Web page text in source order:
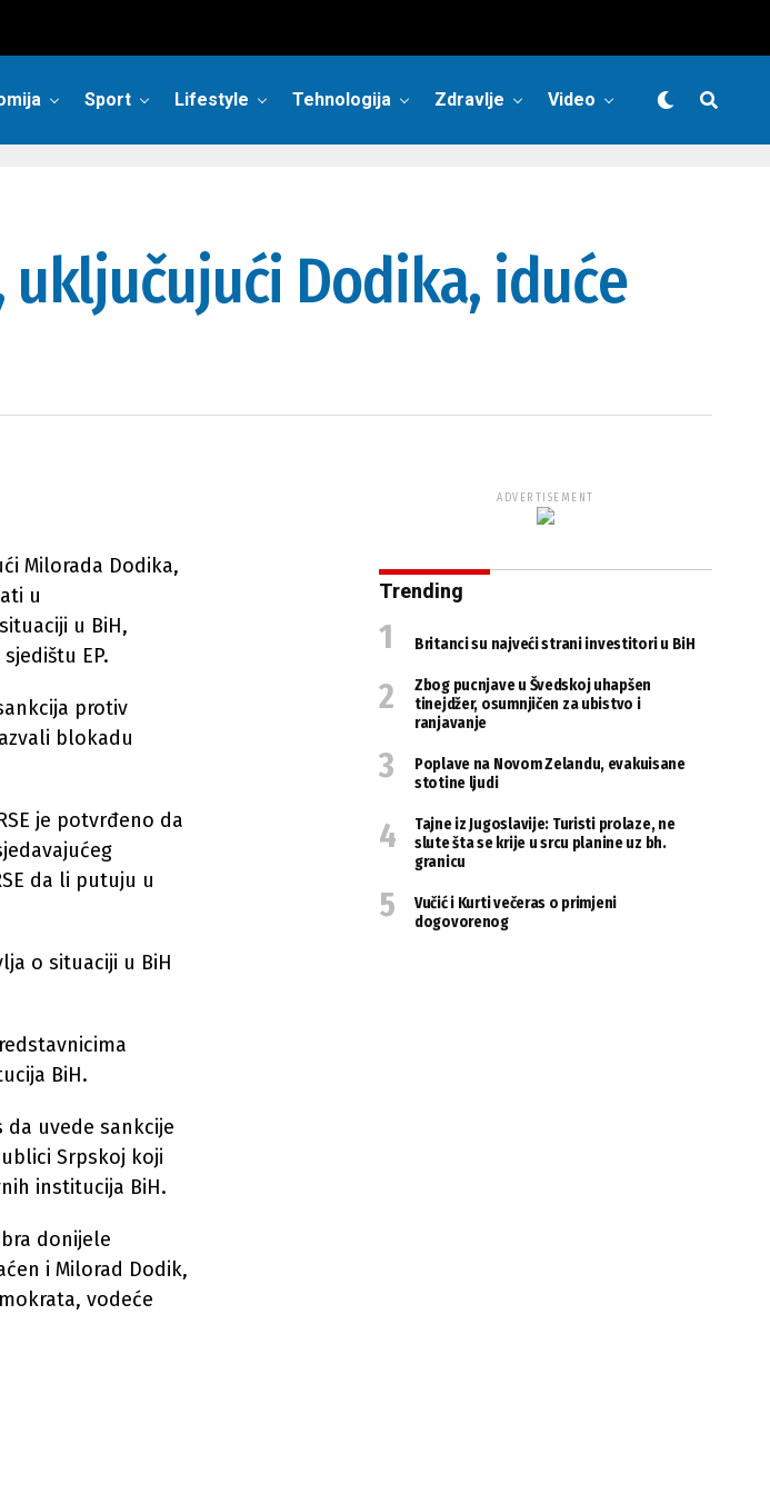
Sport Lifestyle Tehnologija Zdravlje Video
Dodika, iduće
Milorada Dodika,
u
u BiH,
EP.
protiv
blokadu
je potvrđeno da
da li putuju u
o situaciji u BiH
BiH.
uvede sankcije
Srpskoj koji
institucija BiH.
donijele
i Milorad Dodik,
vodeće
ADVERTISEMENT
Trending
Britanci su najveći strani investitori u BiH
Zbog pucnjave u Švedskoj uhapšen
tinejdžer, osumnjičen za ubistvo i
ranjavanje
Poplave na Novom Zelandu, evakuisane
stotine ljudi
Tajne iz Jugoslavije: Turisti prolaze, ne
slute šta se krije u srcu planine uz bh.
granicu
Vučić i Kurti večeras o primjeni
dogovorenog